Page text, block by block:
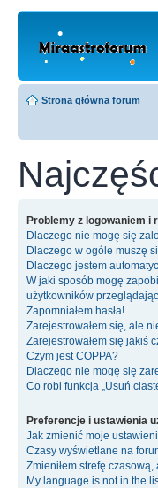
Strona główna forum
Problemy z logowaniem i
Dlaczego nie mogę się
Dlaczego w ogóle muszę
Dlaczego jestem
W jaki sposób mogę
użytkowników
Zapomniałem hasła!
Zarejestrowałem się, ale
Zarejestrowałem się jakiś
Czym jest COPPA?
Dlaczego nie mogę się
Co robi funkcja „Usuń
Preferencje i ustawienia
Jak zmienić moje
Czasy wyświetlane na
Zmieniłem strefę
My language is not in the